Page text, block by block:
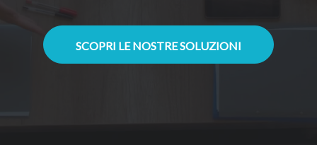
SCOPRI LE NOSTRE SOLUZIONI